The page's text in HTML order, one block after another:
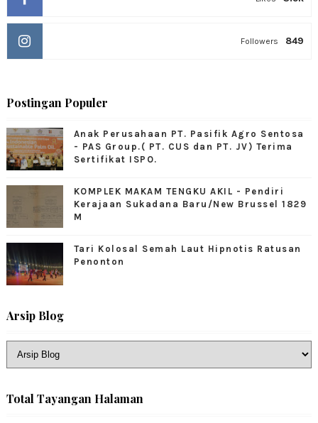
849
Followers
Postingan Populer
Anak Perusahaan PT. Pasifik Agro Sentosa
- PAS Group.( PT. CUS dan PT. JV) Terima
Sertifikat ISPO.
KOMPLEK MAKAM TENGKU AKIL - Pendiri
Kerajaan Sukadana Baru/New Brussel 1829
M
Tari Kolosal Semah Laut Hipnotis Ratusan
Penonton
Arsip Blog
Total Tayangan Halaman